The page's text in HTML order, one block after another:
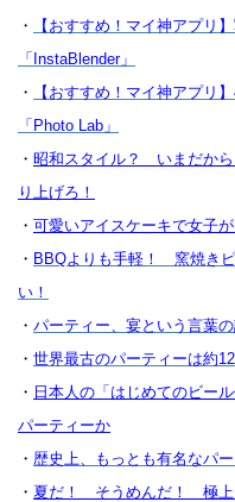
・
【おすすめ！マイ神アプリ
「InstaBlender」
・
【おすすめ！マイ神アプリ
「Photo Lab」
・ 昭和スタイル？ いまだから
り上げろ！
・ 可愛いアイスケーキで女子
・ BBQよりも手軽！ 窯焼き
い！
・ パーティー、宴という言葉
・ 世界最古のパーティーは約
・ 日本人の「はじめてのビー
パーティーか
・ 歴史上、もっとも有名なパ
・ 夏だ！ そうめんだ！ 極上